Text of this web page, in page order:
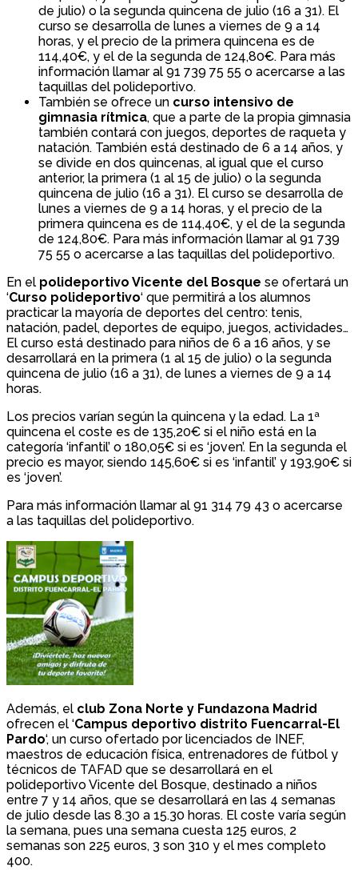
de julio) o la segunda quincena de julio (16 a 31). El
curso se desarrolla de lunes a viernes de 9 a 14
horas, y el precio de la primera quincena es de
114,40€, y el de la segunda de 124,80€. Para más
información llamar al 91 739 75 55 o acercarse a las
taquillas del polideportivo.
También se ofrece un curso intensivo de
gimnasia rítmica, que a parte de la propia gimnasia
también contará con juegos, deportes de raqueta y
natación. También está destinado de 6 a 14 años, y
se divide en dos quincenas, al igual que el curso
anterior, la primera (1 al 15 de julio) o la segunda
quincena de julio (16 a 31). El curso se desarrolla de
lunes a viernes de 9 a 14 horas, y el precio de la
primera quincena es de 114,40€, y el de la segunda
de 124,80€. Para más información llamar al 91 739
75 55 o acercarse a las taquillas del polideportivo.
En el polideportivo Vicente del Bosque se ofertará un
‘Curso polideportivo‘ que permitirá a los alumnos
practicar la mayoría de deportes del centro: tenis,
natación, padel, deportes de equipo, juegos, actividades…
El curso está destinado para niños de 6 a 16 años, y se
desarrollará en la primera (1 al 15 de julio) o la segunda
quincena de julio (16 a 31), de lunes a viernes de 9 a 14
horas.
Los precios varían según la quincena y la edad. La 1ª
quincena el coste es de 135,20€ si el niño está en la
categoría ‘infantil’ o 180,05€ si es ‘joven’. En la segunda el
precio es mayor, siendo 145,60€ si es ‘infantil’ y 193,90€ si
es ‘joven’.
Para más información llamar al 91 314 79 43 o acercarse
a las taquillas del polideportivo.
Además, el club Zona Norte y Fundazona Madrid
ofrecen el ‘Campus deportivo distrito Fuencarral-El
Pardo‘, un curso ofertado por licenciados de INEF,
maestros de educación física, entrenadores de fútbol y
técnicos de TAFAD que se desarrollará en el
polideportivo Vicente del Bosque, destinado a niños
entre 7 y 14 años, que se desarrollará en las 4 semanas
de julio desde las 8.30 a 15.30 horas. El coste varía según
la semana, pues una semana cuesta 125 euros, 2
semanas son 225 euros, 3 son 310 y el mes completo
400.